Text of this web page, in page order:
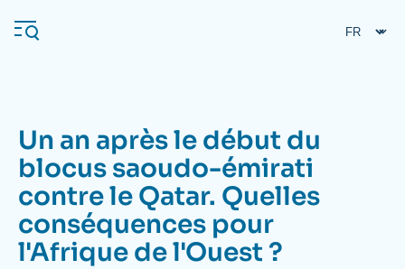
au
contenu
Navigation
principale
L'Ifri
Analyses
Un an après le début du
blocus saoudo-émirati
contre le Qatar. Quelles
conséquences pour
l'Afrique de l'Ouest ?